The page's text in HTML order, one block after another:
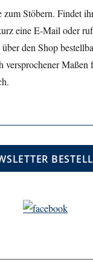
zum Stöbern. Findet
eine E-Mail oder
den Shop
versprochener Maßen